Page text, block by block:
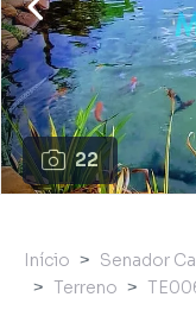
22
Início Senador
Terreno